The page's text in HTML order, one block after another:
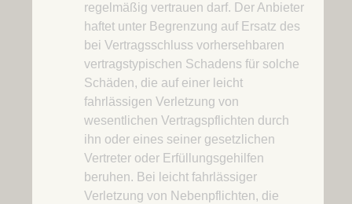
regelmäßig vertrauen darf. Der Anbieter
haftet unter Begrenzung auf Ersatz des
bei Vertragsschluss vorhersehbaren
vertragstypischen Schadens für solche
Schäden, die auf einer leicht
fahrlässigen Verletzung von
wesentlichen Vertragspflichten durch
ihn oder eines seiner gesetzlichen
Vertreter oder Erfüllungsgehilfen
beruhen. Bei leicht fahrlässiger
Verletzung von Nebenpflichten, die